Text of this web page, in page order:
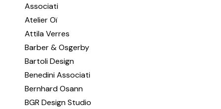
Associati
Atelier Oï
Attila Verres
Barber & Osgerby
Bartoli Design
Benedini Associati
Bernhard Osann
BGR Design Studio